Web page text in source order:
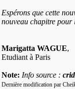
Espérons que cette
nouveau chapitre
Marigatta WAGUE,
Etudiant à Paris
Note: Info source :
Dernière modification par